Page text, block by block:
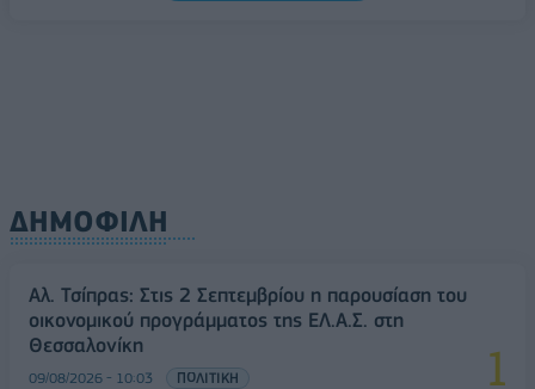
ΔΗΜΟΦΙΛΗ
Αλ. Τσίπρας: Στις 2 Σεπτεμβρίου η παρουσίαση του
οικονομικού προγράμματος της ΕΛ.Α.Σ. στη
Θεσσαλονίκη
09/08/2026 - 10:03 ΠΟΛΙΤΙΚΗ